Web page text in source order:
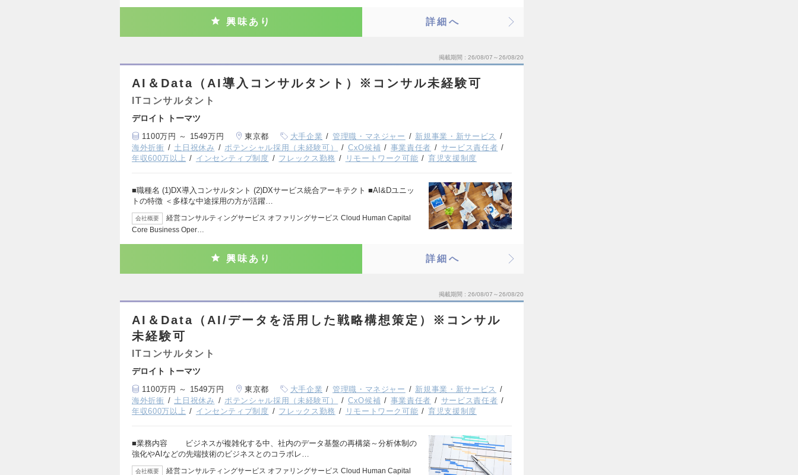
興味あり 詳細へ
掲載期間 26/08/07～26/08/20
AI＆Data（AI導入コンサルタント）※コンサル未経験可
ITコンサルタント
デロイト トーマツ
1100万円 ～ 1549万円 東京都 大手企業 管理職・マネジャー
新規事業・新サービス
海外折衝
土日祝休み ポテンシャル採用（未経験可） CxO候補 事業責任者
サービス責任者
年収600万以上
インセンティブ制度 フレックス勤務 リモートワーク可能 育児支援制度
■職種名 (1)DX導入コンサルタント (2)DXサービス統合アーキテクト ■AI&Dユニッ
トの特徴 ＜多様な中途採用の方が活躍…
会社概要
経営コンサルティングサービス オファリングサービス Cloud Human Capital
Core Business Oper…
興味あり 詳細へ
掲載期間 26/08/07～26/08/20
AI＆Data（AI/データを活用した戦略構想策定）※コンサル
未経験可
ITコンサルタント
デロイト トーマツ
1100万円 ～ 1549万円 東京都 大手企業 管理職・マネジャー
新規事業・新サービス
海外折衝
土日祝休み ポテンシャル採用（未経験可） CxO候補 事業責任者
サービス責任者
年収600万以上
インセンティブ制度 フレックス勤務 リモートワーク可能 育児支援制度
■業務内容 ビジネスが複雑化する中、社内のデータ基盤の再構築～分析体制の
強化やAIなどの先端技術のビジネスとのコラボレ…
会社概要 経営コンサルティングサービス オファリングサービス Cloud Human Capital